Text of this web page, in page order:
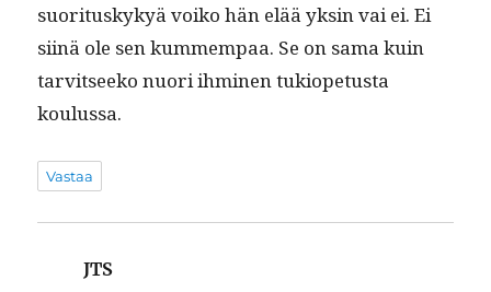
suori­tuskykyä voiko hän elää yksin vai ei. Ei
siinä ole sen kum­mem­paa. Se on sama kuin
tarvit­seeko nuori ihmi­nen tukiope­tus­ta
koulussa.
Vastaa
JTS